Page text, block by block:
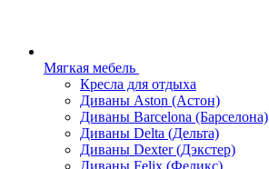
Мягкая мебель
Кресла для отдыха
Диваны Aston (Астон)
Диваны Barcelona (Барселона)
Диваны Delta (Дельта)
Диваны Dexter (Дэкстер)
Диваны Felix (Феликс)